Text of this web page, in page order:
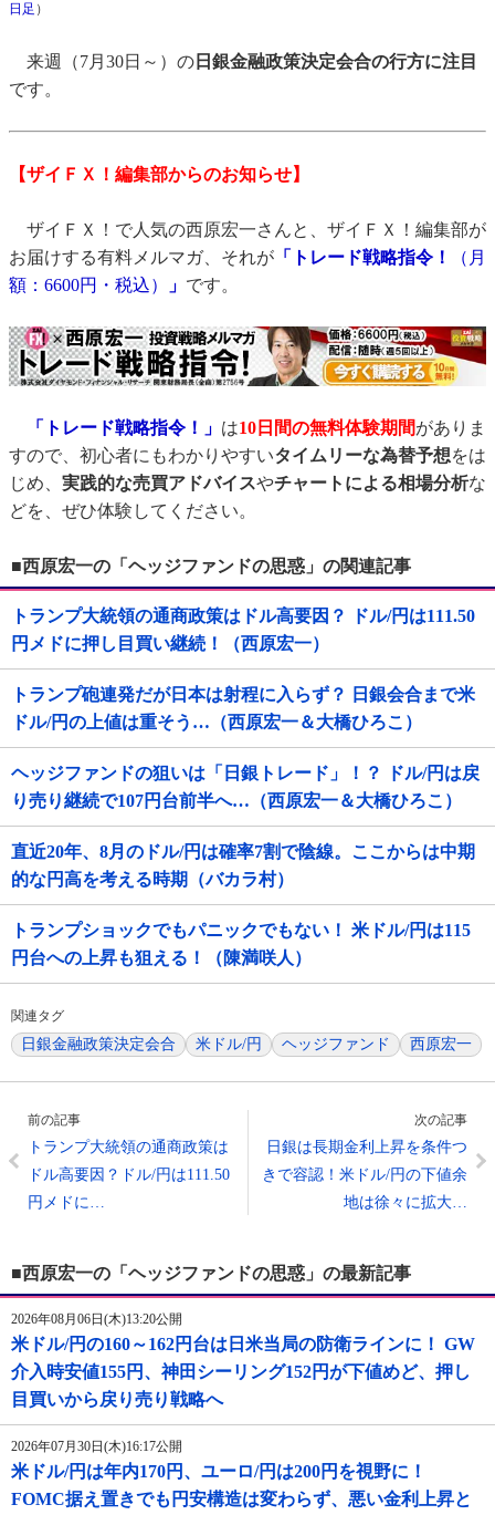
日足 ）
来週（7月30日～）の 日銀金融政策決定会合の行方に注目
です。
【ザイＦＸ！編集部からのお知らせ】
ザイＦＸ！で人気の西原宏一さんと、ザイＦＸ！編集部が
お届けする有料メルマガ、それが 「トレード戦略指令！
（月
額：6600円・税込）
」 です。
「トレード戦略指令！」 は10日間の無料体験期間がありま
すので、初心者にもわかりやすいタイムリーな為替予想をは
じめ、 実践的な売買アドバイスやチャートによる相場分析な
どを、ぜひ体験してください。
■西原宏一の「ヘッジファンドの思惑」の関連記事
トランプ大統領の通商政策はドル高要因？ ドル/円は111.50
円メドに押し目買い継続！（西原宏一）
トランプ砲連発だが日本は射程に入らず？ 日銀会合まで米
ドル/円の上値は重そう…（西原宏一＆大橋ひろこ）
ヘッジファンドの狙いは「日銀トレード」！？ ドル/円は戻
り売り継続で107円台前半へ…（西原宏一＆大橋ひろこ）
直近20年、8月のドル/円は確率7割で陰線。ここからは中期
的な円高を考える時期（バカラ村）
トランプショックでもパニックでもない！ 米ドル/円は115
円台への上昇も狙える！（陳満咲人）
関連タグ
日銀金融政策決定会合 米ドル/円 ヘッジファンド 西原宏一
前の記事
トランプ大統領の通商政策は
ドル高要因？ドル/円は111.50
円メドに…
次の記事
日銀は長期金利上昇を条件つ
きで容認！米ドル/円の下値余
地は徐々に拡大…
■西原宏一の「ヘッジファンドの思惑」の最新記事
2026年08月06日(木)13:20公開
米ドル/円の160～162円台は日米当局の防衛ラインに！ GW
介入時安値155円、神田シーリング152円が下値めど、押し
目買いから戻り売り戦略へ
2026年07月30日(木)16:17公開
米ドル/円は年内170円、ユーロ/円は200円を視野に！
FOMC据え置きでも円安構造は変わらず、悪い金利上昇と